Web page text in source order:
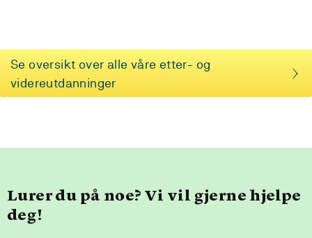
Se oversikt over alle våre etter- og
videreutdanninger
Lurer du på noe? Vi vil gjerne hjelpe
deg!